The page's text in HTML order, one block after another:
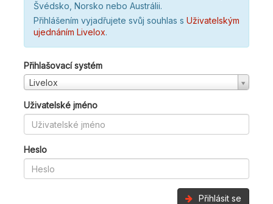
Švédsko, Norsko nebo Austrálii.
Přihlášením vyjadřujete svůj souhlas s Uživatelským
ujednáním Livelox.
Přihlašovací systém
Livelox
Uživatelské jméno
Heslo
Přihlásit se